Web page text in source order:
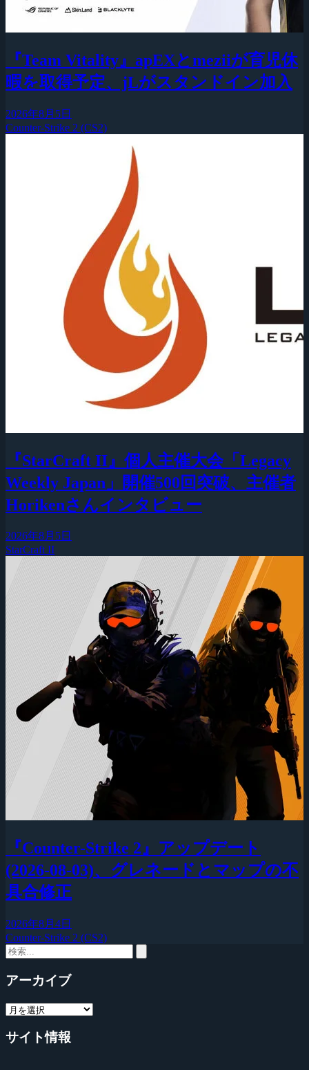
『Team Vitality』apEXとmeziiが育児休
暇を取得予定、jLがスタンドイン加入
2026年8月5日
Counter-Strike 2 (CS2)
『StarCraft II』個人主催大会「Legacy
Weekly Japan」開催500回突破、主催者
Horikenさんインタビュー
2026年8月5日
StarCraft II
『Counter-Strike 2』アップデート
(2026-08-03)、グレネードとマップの不
具合修正
2026年8月4日
Counter-Strike 2 (CS2)
アーカイブ
サイト情報